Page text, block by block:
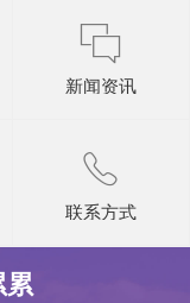
新闻资讯
联系方式
累